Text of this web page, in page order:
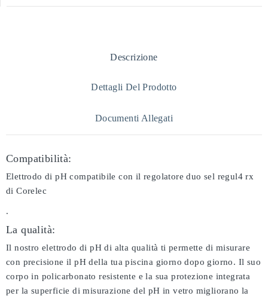
Descrizione
Dettagli Del Prodotto
Documenti Allegati
Compatibilità:
Elettrodo di pH compatibile con il regolatore duo sel regul4 rx
di Corelec
.
La qualità:
Il nostro elettrodo di pH di alta qualità ti permette di misurare
con precisione il pH della tua piscina giorno dopo giorno. Il suo
corpo in policarbonato resistente e la sua protezione integrata
per la superficie di misurazione del pH in vetro migliorano la